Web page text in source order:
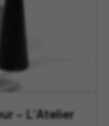
– L’Atelier